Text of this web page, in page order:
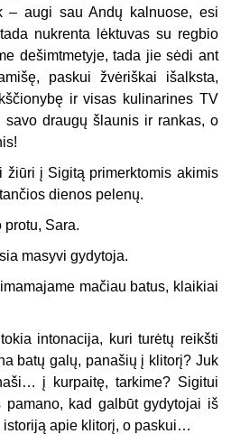
– augi sau Andų kalnuose, esi
nukrenta lėktuvas su regbio
dešimtmetyje, tada jie sėdi ant
paskui žvėriškai išalksta,
ir visas kulinarines TV
savo draugų šlaunis ir rankas, o
žiūri į Sigitą primerktomis akimis
dienos pelenų.
Sara.
masyvi gydytoja.
mačiau batus, klaikiai
intonacija, kuri turėtų reikšti
batų galų, panašių į klitorį? Juk
į kurpaitę, tarkime? Sigitui
kad galbūt gydytojai iš
istoriją apie klitorį, o paskui…